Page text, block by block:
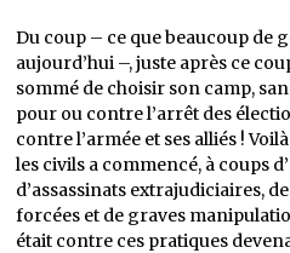
Du coup – ce que beaucoup de
aujourd’hui –, juste après ce
sommé de choisir son camp,
pour ou contre l’arrêt des
contre l’armée et ses alliés !
les civils a commencé, à coups
d’assassinats extrajudiciaires,
forcées et de graves
était contre ces pratiques